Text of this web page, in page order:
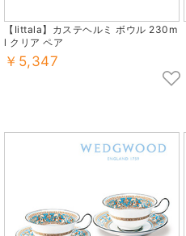
【Iittala】カステヘルミ ボウル 230m
l クリア ペア
￥5,347